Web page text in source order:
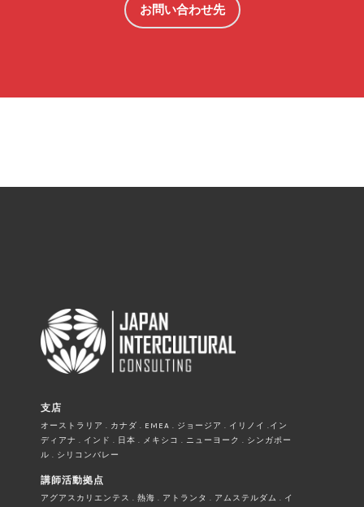
お問い合わせ先
支店
オーストラリア . カナダ . EMEA . ジョージア . イリノイ .イン
ディアナ . インド . 日本 . メキシコ . ニューヨーク . シンガポー
ル . シリコンバレー
講師活動拠点
アグアスカリエンテス . 熱海 . アトランタ . アムステルダム . イ